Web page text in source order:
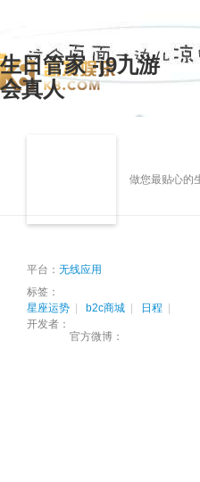
生日管家 -j9九游
会真人
做您最贴心的
平台： 无线应用
标签：
星座运势
b2c商城 日程
开发者：
官方微博：